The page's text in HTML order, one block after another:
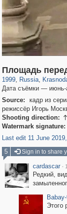
Площадь
1999, Russia
1,406,448
,
39,677
Дата съёмки — июнь-
Source:
кадр из
режиссёр Игорь
Shooting direction: 
Watermark signature:
Last edit 11 June
5
Sign in to share
cardascar ·
Редкий,
Этого